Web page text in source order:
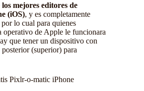
los mejores editores de
(iOS), y es completamente
lo cual para quienes
operativo de Apple le funcionara
que tener un dispositivo con
(superior) para
Pixlr-o-matic iPhone